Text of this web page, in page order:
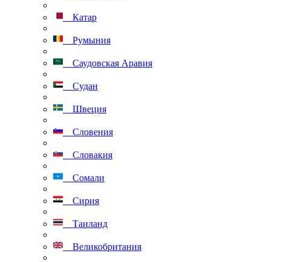
Катар
Румыния
Саудовская Аравия
Судан
Швеция
Словения
Словакия
Сомали
Сирия
Таиланд
Великобритания